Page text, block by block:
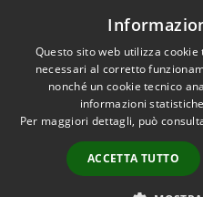
Dichiarazione di
Accessibilità
Questo sito web utilizza
necessari al corretto
nonché un cookie tecnico
informazioni
Per maggiori dettagli, può
ACCETTA TUTTO